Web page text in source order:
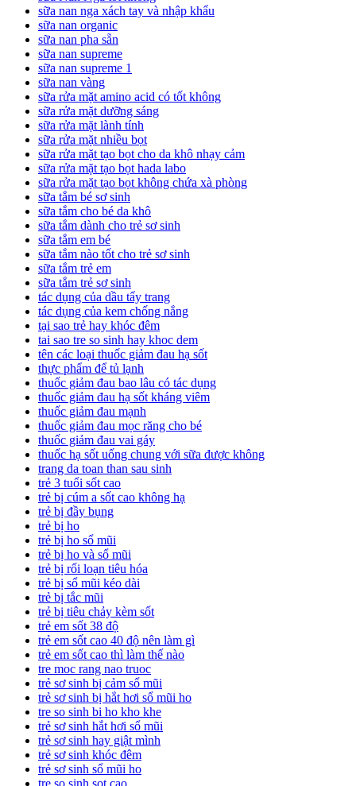
sữa nan nga xách tay và nhập khẩu
sữa nan organic
sữa nan pha sẵn
sữa nan supreme
sữa nan supreme 1
sữa nan vàng
sữa rửa mặt amino acid có tốt không
sữa rửa mặt dưỡng sáng
sữa rửa mặt lành tính
sữa rửa mặt nhiều bọt
sữa rửa mặt tạo bọt cho da khô nhạy cảm
sữa rửa mặt tạo bọt hada labo
sữa rửa mặt tạo bọt không chứa xà phòng
sữa tắm bé sơ sinh
sữa tắm cho bé da khô
sữa tắm dành cho trẻ sơ sinh
sữa tắm em bé
sữa tắm nào tốt cho trẻ sơ sinh
sữa tắm trẻ em
sữa tắm trẻ sơ sinh
tác dụng của dầu tẩy trang
tác dụng của kem chống nắng
tại sao trẻ hay khóc đêm
tai sao tre so sinh hay khoc dem
tên các loại thuốc giảm đau hạ sốt
thực phẩm để tủ lạnh
thuốc giảm đau bao lâu có tác dụng
thuốc giảm đau hạ sốt kháng viêm
thuốc giảm đau mạnh
thuốc giảm đau mọc răng cho bé
thuốc giảm đau vai gáy
thuốc hạ sốt uống chung với sữa được không
trang da toan than sau sinh
trẻ 3 tuổi sốt cao
trẻ bị cúm a sốt cao không hạ
trẻ bị đầy bụng
trẻ bị ho
trẻ bị ho sổ mũi
trẻ bị ho và sổ mũi
trẻ bị rối loạn tiêu hóa
trẻ bị sổ mũi kéo dài
trẻ bị tắc mũi
trẻ bị tiêu chảy kèm sốt
trẻ em sốt 38 độ
trẻ em sốt cao 40 độ nên làm gì
trẻ em sốt cao thì làm thế nào
tre moc rang nao truoc
trẻ sơ sinh bị cảm sổ mũi
trẻ sơ sinh bị hắt hơi sổ mũi ho
tre so sinh bi ho kho khe
trẻ sơ sinh hắt hơi sổ mũi
trẻ sơ sinh hay giật mình
trẻ sơ sinh khóc đêm
trẻ sơ sinh sổ mũi ho
tre so sinh sot cao